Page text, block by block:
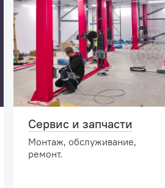
Сервис и запчасти
Монтаж, обслуживание,
ремонт.